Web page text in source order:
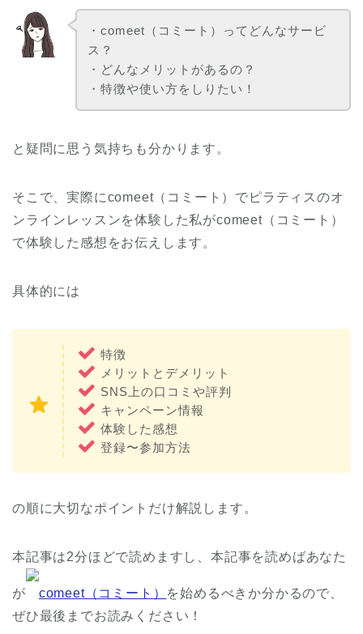
・comeet（コミート）ってどんなサービ
ス？
・どんなメリットがあるの？
・特徴や使い方をしりたい！
と疑問に思う気持ちも分かります。
そこで、実際にcomeet（コミート）でピラティスのオ
ンラインレッスンを体験した私がcomeet（コミート）
で体験した感想をお伝えします。
具体的には
特徴
メリットとデメリット
SNS上の口コミや評判
キャンペーン情報
体験した感想
登録〜参加方法
の順に大切なポイントだけ解説します。
本記事は2分ほどで読めますし、本記事を読めばあなた
が comeet（コミート） を始めるべきか分かるので、
ぜひ最後までお読みください！